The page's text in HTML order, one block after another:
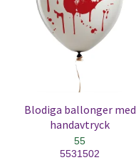
Blodiga ballonger med
handavtryck
55
5531502